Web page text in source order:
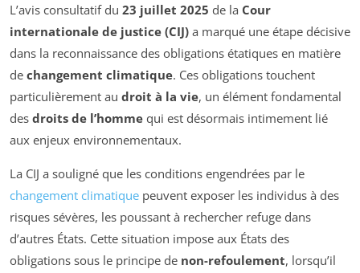
L’avis consultatif du 23 juillet 2025 de la Cour
internationale de justice (CIJ) a marqué une étape décisive
dans la reconnaissance des obligations étatiques en matière
de changement climatique. Ces obligations touchent
particulièrement au droit à la vie, un élément fondamental
des droits de l’homme qui est désormais intimement lié
aux enjeux environnementaux.
La CIJ a souligné que les conditions engendrées par le
changement climatique peuvent exposer les individus à des
risques sévères, les poussant à rechercher refuge dans
d’autres États. Cette situation impose aux États des
obligations sous le principe de non-refoulement, lorsqu’il